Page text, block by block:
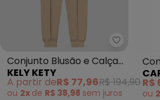
Kely
Conjunto Blusão e Calça
em Moletom (Bege)
KELY KETY
A partir deR$ 77,96R$ 194,90
ou 2x de R$ 38,98 sem juros
R$
ou